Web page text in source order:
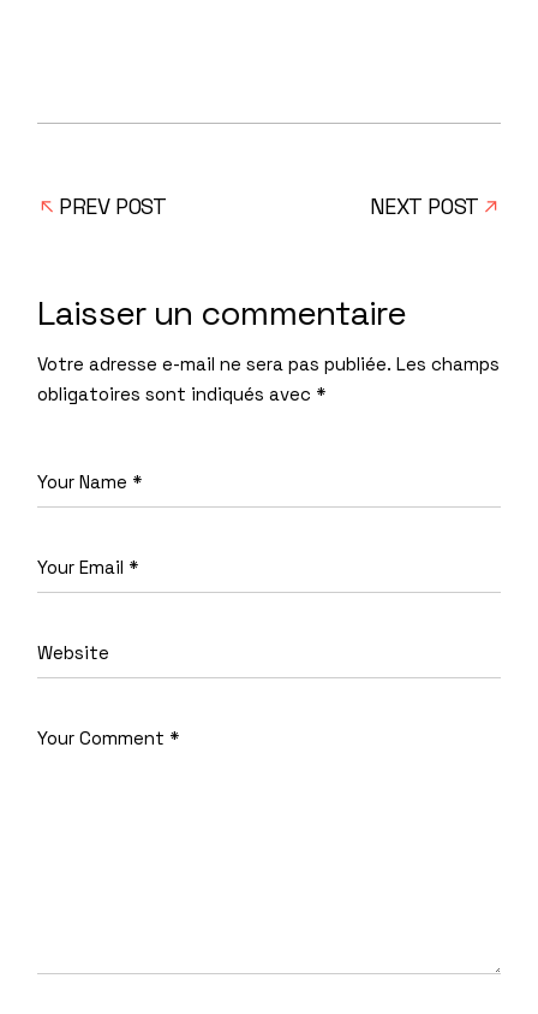
PREV POST NEXT POST
Laisser un commentaire
Votre adresse e-mail ne sera pas publiée. Les champs
obligatoires sont indiqués avec *